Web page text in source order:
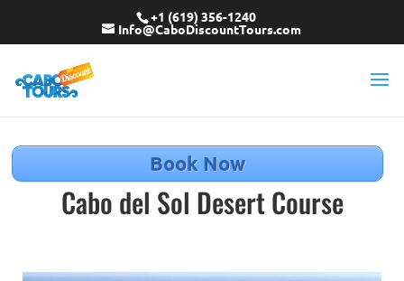
+1 (619) 356-1240
Info@CaboDiscountTours.com
Book Now
Cabo del Sol Desert Course